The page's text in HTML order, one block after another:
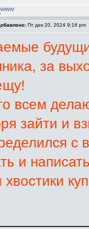
Пт дек 20, 2024 9:16 pm
за
всем
зайти и
с
и